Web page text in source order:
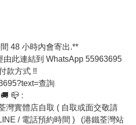
48 小時內會寄出.**
由此連結到 WhatsApp 55963695
款方式 !!
查詢
📪 :
灣實體店自取 ( 自取或面交敬請
/ 電話預約時間 ) (港鐵荃灣站